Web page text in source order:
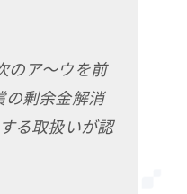
のア～ウを前
の剰余金解消
る取扱いが認